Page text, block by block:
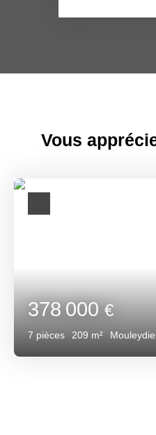
Vous
378 000€
7 pièces 209 m²